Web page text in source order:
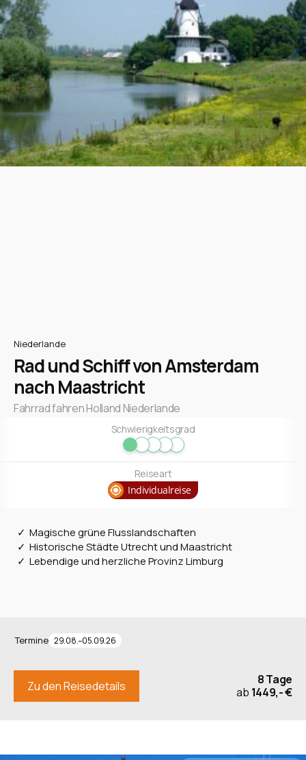
Niederlande
Rad und Schiff von Amsterdam
nach Maastricht
Fahrrad fahren Holland Niederlande
Schwierigkeitsgrad
Reiseart
Individualreise
Magische grüne Flusslandschaften
Historische Städte Utrecht und Maastricht
Lebendige und herzliche Provinz Limburg
Termine 29.08.–05.09.26
Zu den Reisedetails
8 Tage
ab 1449,- €